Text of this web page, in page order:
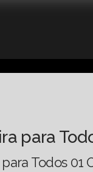
para
Todos 01